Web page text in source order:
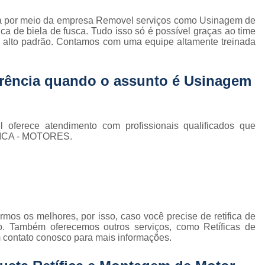
Retífica de Cabeçote Motor para Carro
Retífica de Cabeçote
Retífica de Cabeçote Motor para Carro
Retífica de Virabrequim
Retífica de Virabrequim para Carro
Usinagem de Motor de Competição
Usinagem de Motor Nacional
meio da empresa Removel serviços como Usinagem de
de biela de fusca. Tudo isso só é possível graças ao time
padrão. Contamos com uma equipe altamente treinada
quando o assunto é Usinagem
atendimento com profissionais qualificados que
- MOTORES.
os melhores, por isso, caso você precise de retifica de
Também oferecemos outros serviços, como Retíficas de
conosco para mais informações.